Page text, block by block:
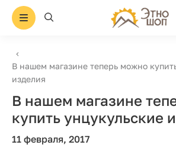
В нашем магазине теперь можно
изделия
В нашем магазине
купить унцукульские
11 февраля, 2017